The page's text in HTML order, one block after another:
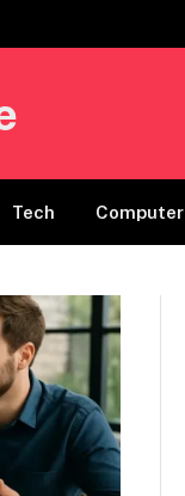
Tech Computer